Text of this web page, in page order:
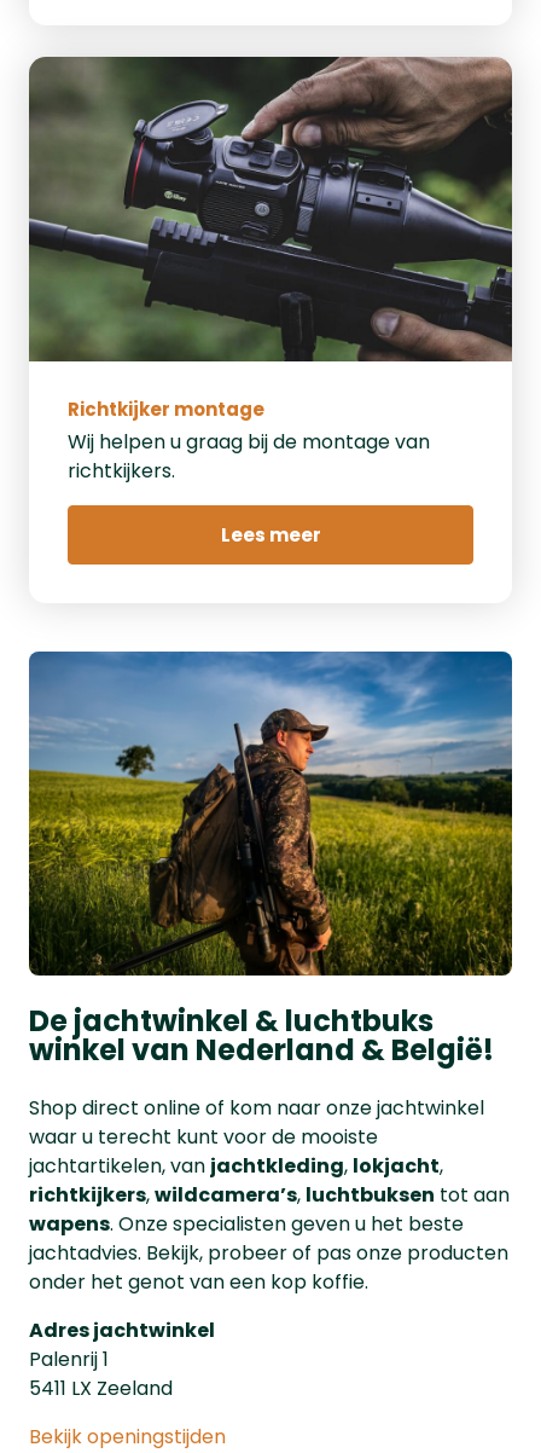
Richtkijker montage
Wij helpen u graag bij de montage van
richtkijkers.
Lees meer
De jachtwinkel & luchtbuks
winkel van Nederland & België!
Shop direct online of kom naar onze jachtwinkel
waar u terecht kunt voor de mooiste
jachtartikelen, van jachtkleding, lokjacht,
richtkijkers,wildcamera’s, luchtbuksen tot aan
wapens. Onze specialisten geven u het beste
jachtadvies. Bekijk, probeer of pas onze producten
onder het genot van een kop koffie.
Adres jachtwinkel
Palenrij 1
5411 LX Zeeland
Bekijk openingstijden